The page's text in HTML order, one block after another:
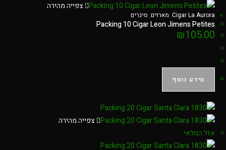
צפייה מהירה
Cigar La Aurora
, מארזים, סיגרים
Packing 10 Cigar Leon Jimens Petites
₪105.00
מידע נוסף
צפייה מהירה
אזל המלאי